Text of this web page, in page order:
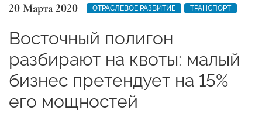
20 Марта 2020 ОТРАСЛЕВОЕ РАЗВИТИЕ ТРАНСПОРТ
Восточный полигон
разбирают на квоты: малый
бизнес претендует на 15%
его мощностей